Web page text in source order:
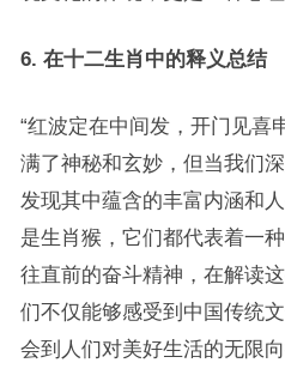
6. 在十二生肖中的释义总结
“红波定在中间发，开门见喜
满了神秘和玄妙，但当我们
发现其中蕴含的丰富内涵和
是生肖猴，它们都代表着一
往直前的奋斗精神，在解读
们不仅能够感受到中国传统
会到人们对美好生活的无限向